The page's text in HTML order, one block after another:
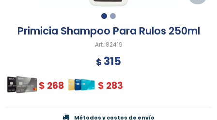
Primicia Shampoo Para Rulos 250ml
82419
$ 315
$ 268 $ 283
Métodos y costos de envío